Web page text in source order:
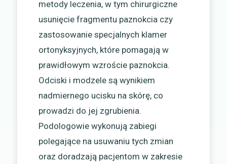
metody leczenia, w tym chirurgiczne
usunięcie fragmentu paznokcia czy
zastosowanie specjalnych klamer
ortonyksyjnych, które pomagają w
prawidłowym wzroście paznokcia.
Odciski i modzele są wynikiem
nadmiernego ucisku na skórę, co
prowadzi do jej zgrubienia.
Podologowie wykonują zabiegi
polegające na usuwaniu tych zmian
oraz doradzają pacjentom w zakresie